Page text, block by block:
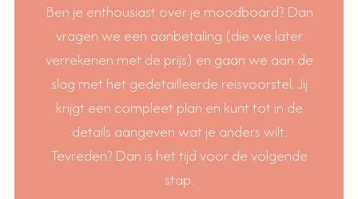
Ben je enthousiast over je moodboard? Dan
vragen we een aanbetaling (die we later
verrekenen met de prijs) en gaan we aan de
slag met het gedetailleerde reisvoorstel. Jij
krijgt een compleet plan en kunt tot in de
details aangeven wat je anders wilt.
Tevreden? Dan is het tijd voor de volgende
stap.